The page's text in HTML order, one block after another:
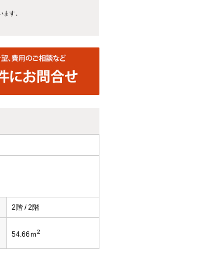
す。
2階 / 2階
54.66ｍ2